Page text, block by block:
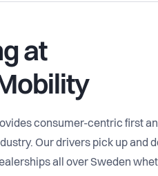
at
consumer-centric first
Our drivers pick up and
all over Sweden